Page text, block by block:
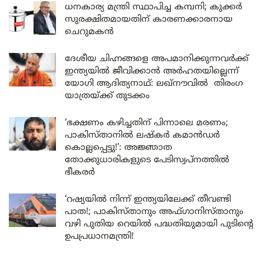
ധനകാര്യ മന്ത്രി സ്ഥാപിച്ച കമ്പനി; കുക്കർ
സുരക്ഷിതമായതിന് കാരണക്കാരനായ
ചെറുമകൻ
ദേശീയ ചിഹ്നങ്ങളെ അപമാനിക്കുന്നവർക്ക്
ഇന്ത്യയിൽ ജീവിക്കാൻ അർഹതയില്ലെന്ന്
യോഗി ആദിത്യനാഥ്: ലഖ്‌നൗവിൽ തിരംഗ
യാത്രയ്ക്ക് തുടക്കം
‘ഭക്ഷണം കഴിച്ചതിന് പിന്നാലെ മരണം;
പാകിസ്താനിൽ ലഷ്കർ കമാൻഡർ
കൊല്ലപ്പെട്ടു!’: അജ്ഞാത
തോക്കുധാരികളുടെ പേടിസ്വപ്നത്തിൽ
ഭീകരർ
‘റഷ്യയിൽ നിന്ന് ഇന്ത്യയിലേക്ക് തീവണ്ടി
പാത!; പാകിസ്താനും അഫ്ഗാനിസ്താനും
വഴി പുതിയ റെയിൽ പദ്ധതിയുമായി പുടിന്റെ
ഉപപ്രധാനമന്ത്രി!